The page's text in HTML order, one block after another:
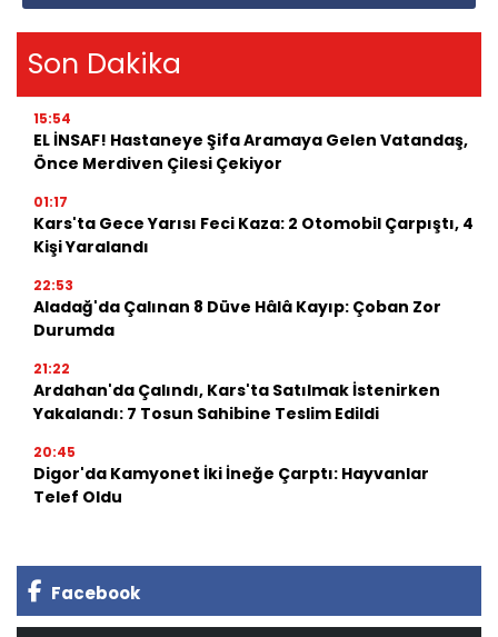
Son Dakika
15:54
EL İNSAF! Hastaneye Şifa Aramaya Gelen Vatandaş,
Önce Merdiven Çilesi Çekiyor
01:17
Kars'ta Gece Yarısı Feci Kaza: 2 Otomobil Çarpıştı, 4
Kişi Yaralandı
22:53
Aladağ'da Çalınan 8 Düve Hâlâ Kayıp: Çoban Zor
Durumda
21:22
Ardahan'da Çalındı, Kars'ta Satılmak İstenirken
Yakalandı: 7 Tosun Sahibine Teslim Edildi
20:45
Digor'da Kamyonet İki İneğe Çarptı: Hayvanlar
Telef Oldu
Facebook